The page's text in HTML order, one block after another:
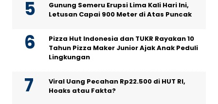
Gunung Semeru Erupsi Lima Kali Hari Ini,
Letusan Capai 900 Meter di Atas Puncak
Pizza Hut Indonesia dan TUKR Rayakan 10
Tahun Pizza Maker Junior Ajak Anak Peduli
Lingkungan
Viral Uang Pecahan Rp22.500 di HUT RI,
Hoaks atau Fakta?